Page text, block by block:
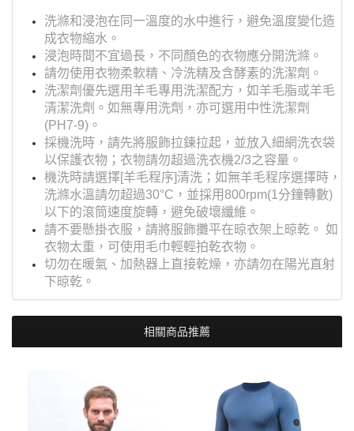
洗滌和浸泡在同一溫度的水中進行，避免溫度變化造
成衣物縮水。
浸泡時間不宜過長，不同顏色的衣物應分開洗滌。
請勿使用衣物柔軟精、冷洗精及含酵素的洗潔劑。
洗潔劑優先選用羊毛專用洗潔配方，如羊毛脂或羊毛
清潔洗劑。如無專用洗劑，亦可選用中性洗潔劑
(PH7-9)。
採機洗時，請先將服飾拉鍊拉起，並放入細網洗衣袋
以保護衣物；衣物請勿超過洗衣機2/3之容量。
機洗時請選擇[羊毛程序]清洗；如無羊毛程序選擇時，
洗滌水溫請勿超過30°C，並採用800rpm(1分鐘轉數)
以下的滾筒速度旋轉，避免破壞纖維。
請不要懸掛衣服，請將服飾攤平在晾衣架上晾乾。 如
衣物太重，可使用毛巾輕輕拍乾衣物。
切勿在暖氣、加熱器上直接乾燥，亦請勿在陽光直射
下晾乾。
相關商品推薦